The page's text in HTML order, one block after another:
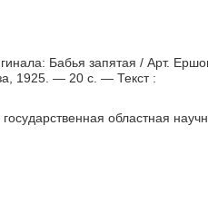
Бабья запятая / Арт.
1925. — 20 с. — Текст :
областная